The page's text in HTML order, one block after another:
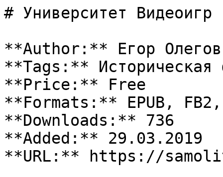
# Университет Видеоигр
**Author:** Егор
**Tags:** Историческая
**Price:** Free
**Formats:** EPUB, FB2,
**Downloads:** 736
**Added:** 29.03.2019
**URL:** https://